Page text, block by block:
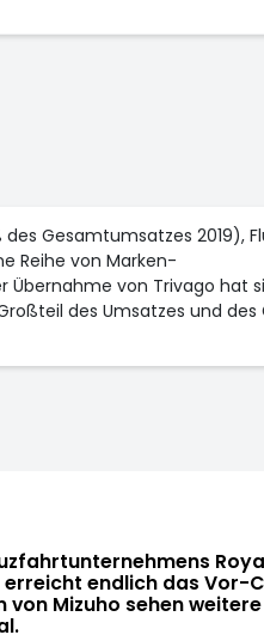
Gesamtumsatzes 2019),
Reihe von Marken-
Übernahme von Trivago hat
des Umsatzes und des
erreicht endlich das Vor-
von Mizuho sehen weitere